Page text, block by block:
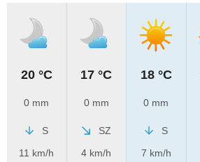
20 °C
0 mm
S
11 km/h
17 °C
0 mm
SZ
4 km/h
18 °C
0 mm
S
7 km/h